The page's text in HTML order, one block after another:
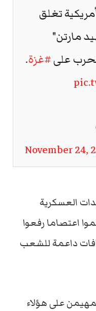
تغلق
مارتن"
على#غزة.
November 24,
العسكرية
اعتصاما رفعوا
داعمة للشعب
على هؤلاء